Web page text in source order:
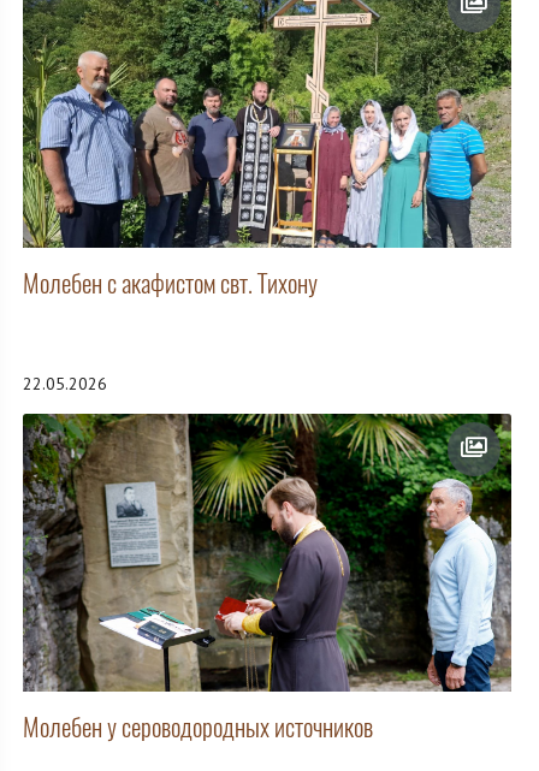
Молебен с акафистом свт. Тихону
22.05.2026
Молебен у сероводородных источников